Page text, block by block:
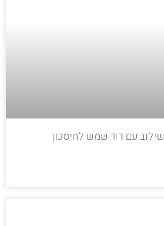
עם דוד שמש לחיסכון